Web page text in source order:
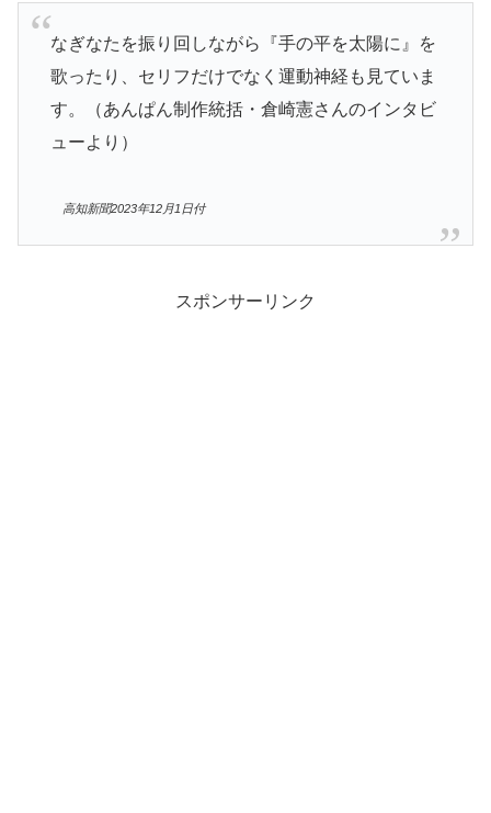
なぎなたを振り回しながら『手の平を太陽に』を
歌ったり、セリフだけでなく運動神経も見ていま
す。（あんぱん制作統括・倉崎憲さんのインタビ
ューより）
高知新聞2023年12月1日付
スポンサーリンク